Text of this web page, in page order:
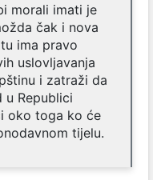
morali imati je
čak i nova
ima pravo
uslovljavanja
i zatraži da
u Republici
oko toga ko će
tijelu.